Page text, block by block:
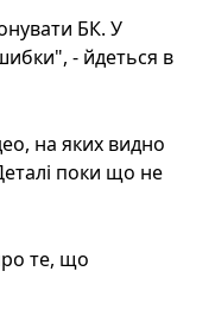
БК. У
- йдеться в
на яких видно
поки що не
те, що